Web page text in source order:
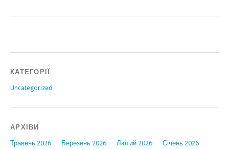
КАТЕГОРІЇ
Uncategorized
АРХІВИ
Травень 2026 Березень 2026 Лютий 2026
Січень 2026